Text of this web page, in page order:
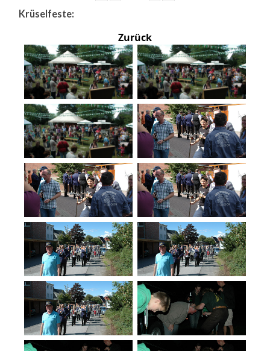
Krüselfeste:
Zurück